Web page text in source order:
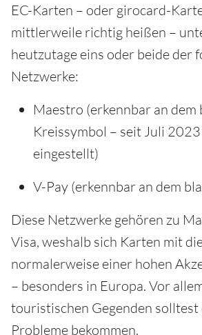
EC-Karten – oder girocard-
mittlerweile richtig heißen –
heutzutage eins oder beide der
Netzwerke:
Maestro (erkennbar an dem
Kreissymbol – seit Juli
eingestellt)
V-Pay (erkennbar an dem
Diese Netzwerke gehören zu
Visa, weshalb sich Karten mit
normalerweise einer hohen
– besonders in Europa. Vor
touristischen Gegenden solltest
Probleme bekommen.